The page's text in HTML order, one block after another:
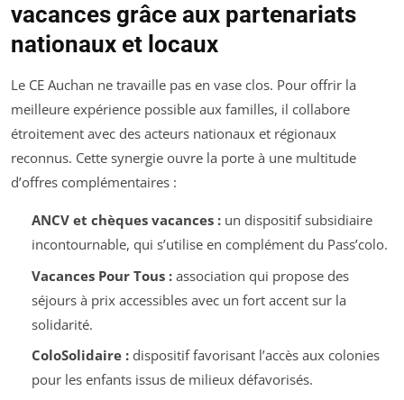
vacances grâce aux partenariats
nationaux et locaux
Le CE Auchan ne travaille pas en vase clos. Pour offrir la
meilleure expérience possible aux familles, il collabore
étroitement avec des acteurs nationaux et régionaux
reconnus. Cette synergie ouvre la porte à une multitude
d’offres complémentaires :
ANCV et chèques vacances :un dispositif subsidiaire
incontournable, qui s’utilise en complément du Pass’colo.
Vacances Pour Tous :association qui propose des
séjours à prix accessibles avec un fort accent sur la
solidarité.
ColoSolidaire :dispositif favorisant l’accès aux colonies
pour les enfants issus de milieux défavorisés.